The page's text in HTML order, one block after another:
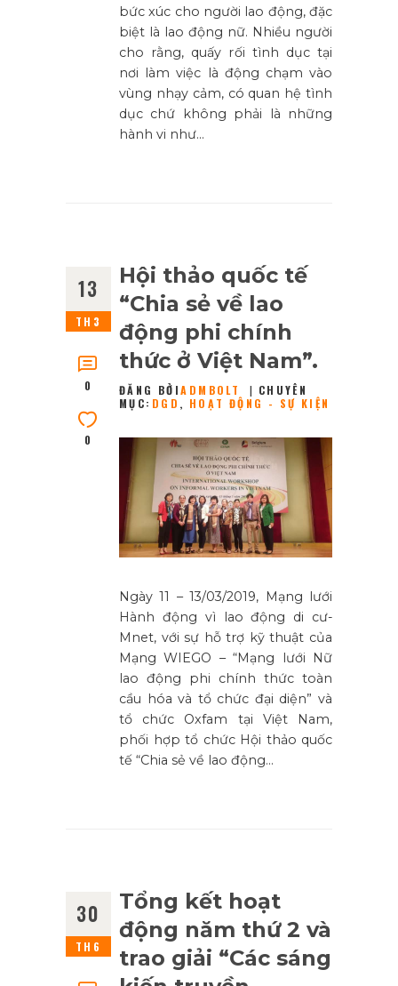
bức xúc cho người lao động, đặc
biệt là lao động nữ. Nhiều người
cho rằng, quấy rối tình dục tại
nơi làm việc là động chạm vào
vùng nhạy cảm, có quan hệ tình
dục chứ không phải là những
hành vi như…
13
TH3
0
0
Hội thảo quốc tế
“Chia sẻ về lao
động phi chính
thức ở Việt Nam”.
ĐĂNG BỞIADMBOLT
CHUYÊN
MỤC: DGD , HOẠT ĐỘNG - SỰ KIỆN
Ngày 11 – 13/03/2019, Mạng lưới
Hành động vì lao động di cư-
Mnet, với sự hỗ trợ kỹ thuật của
Mạng WIEGO – “Mạng lưới Nữ
lao động phi chính thức toàn
cầu hóa và tổ chức đại diện” và
tổ chức Oxfam tại Việt Nam,
phối hợp tổ chức Hội thảo quốc
tế “Chia sẻ về lao động…
30
TH6
Tổng kết hoạt
động năm thứ 2 và
trao giải “Các sáng